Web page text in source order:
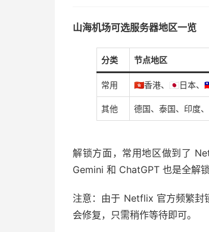
山海机场可选服务器地区一览
分类 节点地区
常用 🇭🇰香港、🇯🇵日本、
其他 德国、泰国、印度
解锁方面，常用地区做到了
Gemini 和 ChatGPT 也是全解
注意：由于 Netflix 官方频繁封
会修复，只需稍作等待即可。